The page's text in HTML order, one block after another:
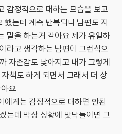
감정적으로 대하는 모습을 보고
했는데 계속 반복되니 남편도 지
말을 하는거 같아요 제가 유일하
라고 생각하는 남편이 그런식으
자존감도 낮아지고 내가 그렇게
책도 하게 되면서 그래서 더 상
요
에게는 감정적으로 대하면 안된
는데 막상 상황에 맞닥들이면 그